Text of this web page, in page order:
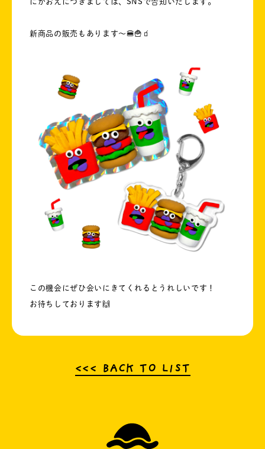
新商品の販売もあります〜🍔🍟🧃
この機会にぜひ会いにきてくれるとうれしいです！
お待ちしております🙌
<<< BACK TO LIST